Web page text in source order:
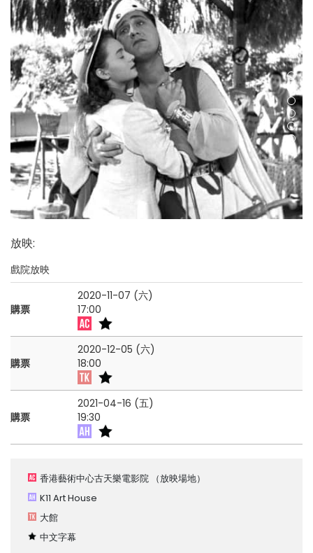
放映:
戲院放映
購票
2020-11-07 (六)
17:00
購票
2020-12-05 (六)
18:00
購票
2021-04-16 (五)
19:30
香港藝術中心古天樂電影院 （放映場地）
K11 Art House
大館
中文字幕